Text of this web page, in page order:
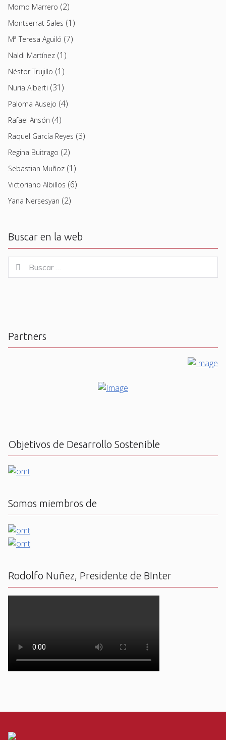
Momo Marrero (2)
Montserrat Sales (1)
Mª Teresa Aguiló (7)
Naldi Martínez (1)
Néstor Trujillo (1)
Nuria Alberti (31)
Paloma Ausejo (4)
Rafael Ansón (4)
Raquel García Reyes (3)
Regina Buitrago (2)
Sebastian Muñoz (1)
Victoriano Albillos (6)
Yana Nersesyan (2)
Buscar en la web
for:
Buscar
Partners
Objetivos de Desarrollo Sostenible
Somos miembros de
Rodolfo Nuñez, Presidente de BInter